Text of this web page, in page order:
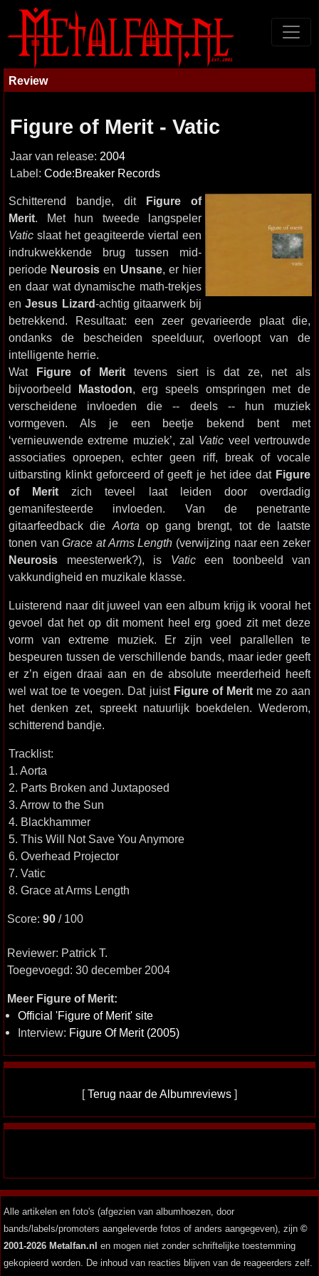
Review
Figure of Merit - Vatic
Jaar van release: 2004
Label: Code:Breaker Records
Schitterend bandje, dit Figure of
Merit. Met hun tweede langspeler
Vatic slaat het geagiteerde viertal een
indrukwekkende brug tussen mid-
periode Neurosis en Unsane, er hier
en daar wat dynamische math-trekjes
enJesus Lizard-achtig gitaarwerk bij
betrekkend. Resultaat: een zeer gevarieerde plaat die,
ondanks de bescheiden speelduur, overloopt van de
intelligente herrie.
Wat Figure of Merit tevens siert is dat ze, net als
bijvoorbeeld Mastodon, erg speels omspringen met de
verscheidene invloeden die -- deels -- hun muziek
vormgeven. Als je een beetje bekend bent met
‘vernieuwende extreme muziek’, zal Vatic veel vertrouwde
associaties oproepen, echter geen riff, break of vocale
uitbarsting klinkt geforceerd of geeft je het idee dat Figure
of Merit zich teveel laat leiden door overdadig
gemanifesteerde invloeden. Van de penetrante
gitaarfeedback die Aorta op gang brengt, tot de laatste
tonen vanGrace at Arms Length (verwijzing naar een zeker
Neurosis meesterwerk?), is Vaticeen toonbeeld van
vakkundigheid en muzikale klasse.
Luisterend naar dit juweel van een album krijg ik vooral het
gevoel dat het op dit moment heel erg goed zit met deze
vorm van extreme muziek. Er zijn veel parallellen te
bespeuren tussen de verschillende bands, maar ieder geeft
er z’n eigen draai aan en de absolute meerderheid heeft
wel wat toe te voegen. Dat juist Figure of Meritme zo aan
het denken zet, spreekt natuurlijk boekdelen. Wederom,
schitterend bandje.
Tracklist:
1. Aorta
2. Parts Broken and Juxtaposed
3. Arrow to the Sun
4. Blackhammer
5. This Will Not Save You Anymore
6. Overhead Projector
7. Vatic
8. Grace at Arms Length
Score: 90 / 100
Reviewer: Patrick T.
Toegevoegd: 30 december 2004
Meer Figure of Merit:
Official 'Figure of Merit' site
Interview: Figure Of Merit (2005)
[Terug naar de Albumreviews ]
Alle artikelen en foto's (afgezien van albumhoezen, door
bands/labels/promoters aangeleverde fotos of anders aangegeven), zijn ©
2001-2026 Metalfan.nl en mogen niet zonder schriftelijke toestemming
gekopieerd worden. De inhoud van reacties blijven van de reageerders zelf.